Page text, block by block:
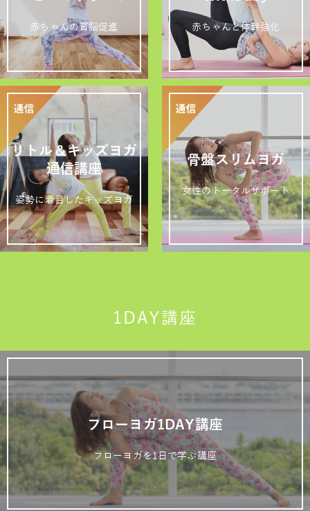
赤ちゃんの育脳促進 赤ちゃんと体幹強化
リトル＆キッズヨガ
通信講座
姿勢に着目したキッズヨガ
骨盤スリムヨガ
女性のトータルサポート
1DAY講座
フローヨガ1DAY講座
フローヨガを1日で学ぶ講座